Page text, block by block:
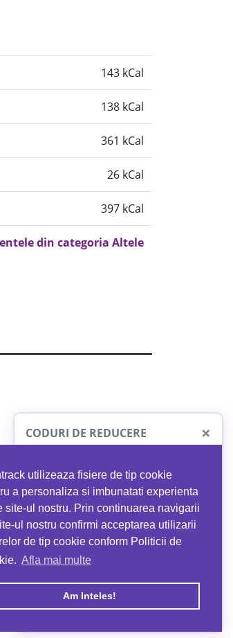
utilizeaza fisiere de tip cookie
a personaliza si imbunatati experienta
site-ul nostru. Prin continuarea navigarii
ul nostru confirmi acceptarea utilizarii
de tip cookie conform Politicii de
Afla mai multe
Am Inteles!
143 kCal
138 kCal
361 kCal
26 kCal
397 kCal
din categoria Altele
CODURI DE REDUCERE ×
MYPROTEIN
Ai40%reducere la orice comandă
folosind codul EATTRACK